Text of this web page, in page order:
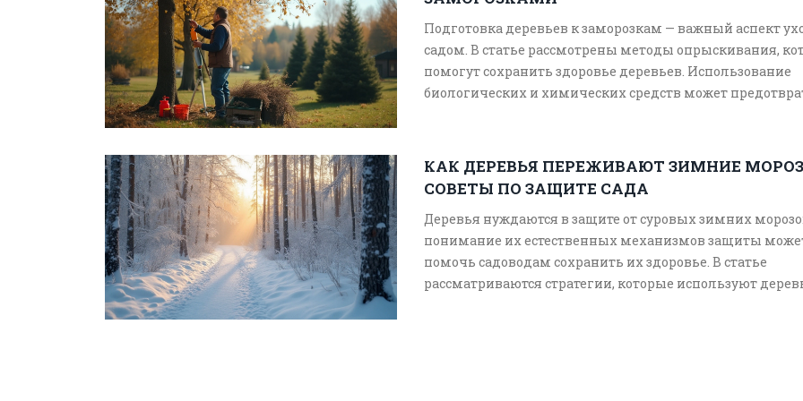
Подготовка деревьев к заморозкам — важный аспект
садом. В статье рассмотрены методы опрыскивания,
помогут сохранить здоровье деревьев. Использование
биологических и химических средств может
защитить свои посадки.
КАК ДЕРЕВЬЯ ПЕРЕЖИВАЮТ ЗИМНИЕ
СОВЕТЫ ПО ЗАЩИТЕ САДА
Деревья нуждаются в защите от суровых зимних
понимание их естественных механизмов защиты
помочь садоводам сохранить их здоровье. В статье
рассматриваются стратегии, которые используют